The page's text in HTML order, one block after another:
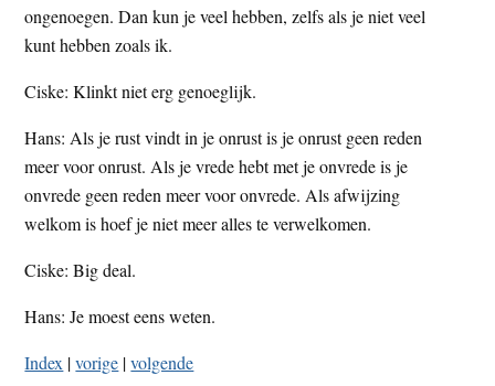
ongenoegen. Dan kun je veel hebben, zelfs als je niet veel
kunt hebben zoals ik.
Ciske: Klinkt niet erg genoeglijk.
Hans: Als je rust vindt in je onrust is je onrust geen reden
meer voor onrust. Als je vrede hebt met je onvrede is je
onvrede geen reden meer voor onvrede. Als afwijzing
welkom is hoef je niet meer alles te verwelkomen.
Ciske: Big deal.
Hans: Je moest eens weten.
Index |vorige |volgende